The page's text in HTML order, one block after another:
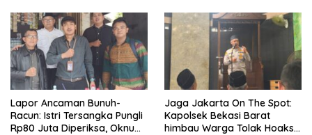
Lapor Ancaman Bunuh-
Racun: Istri Tersangka Pungli
Rp80 Juta Diperiksa, Oknum
Jaga Jakarta On The Spot:
Kapolsek Bekasi Barat
himbau Warga Tolak Hoaks